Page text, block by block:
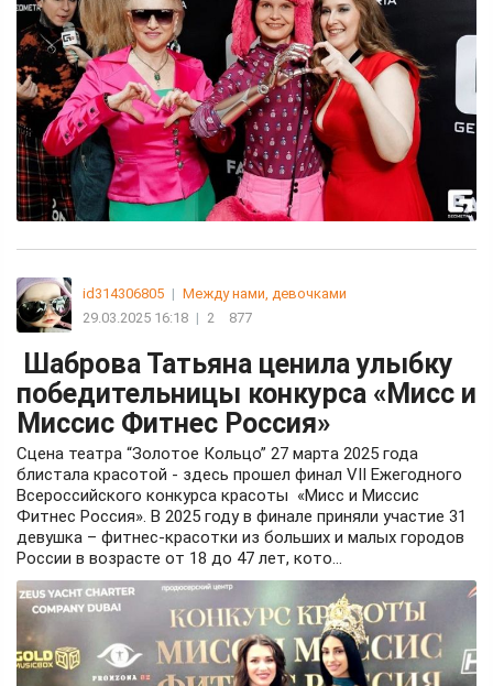
id314306805 | Между нами, девочками
29.03.2025 16:18 | 2 877
Шаброва Татьяна ценила улыбку
победительницы конкурса «Мисс и
Миссис Фитнес Россия»
Сцена театра “Золотое Кольцо” 27 марта 2025 года
блистала красотой - здесь прошел финал VII Ежегодного
Всероссийского конкурса красоты «Мисс и Миссис
Фитнес Россия». В 2025 году в финале приняли участие 31
девушка – фитнес-красотки из больших и малых городов
России в возрасте от 18 до 47 лет, кото...